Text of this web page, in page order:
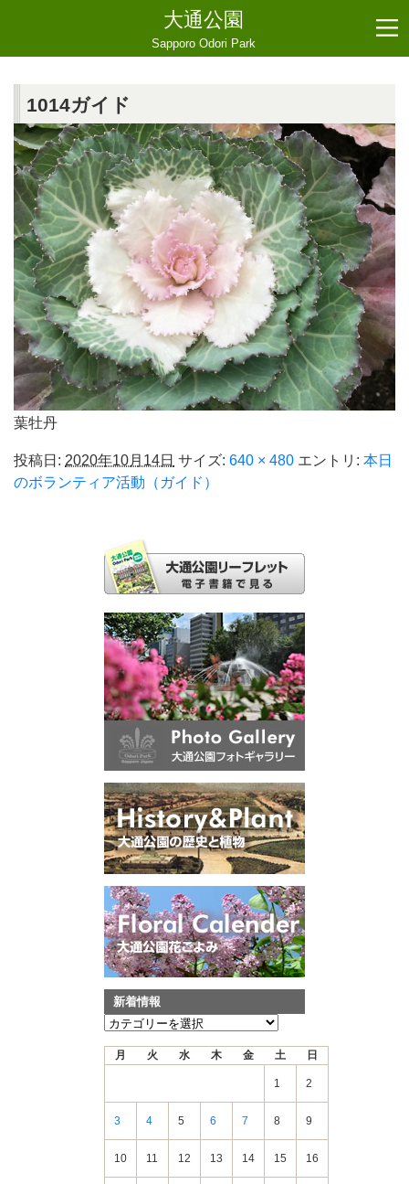
大通公園
Sapporo Odori Park
1014ガイド
葉牡丹
投稿日: 2020年10月14日 サイズ: 640 × 480 エントリ: 本日
のボランティア活動（ガイド）
新着情報
新
月 火 水 木 金 土 日
1 2
3 4 5 6 7 8 9
10 11 12 13 14 15 16